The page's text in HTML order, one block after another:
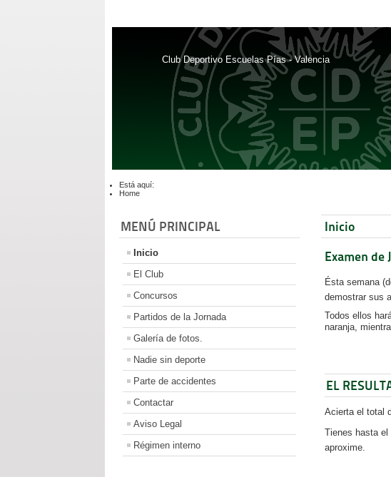
Club Deportivo Escuelas Pías - Valencia
Está aquí:
Home
MENÚ PRINCIPAL
Inicio
El Club
Concursos
Partidos de la Jornada
Galería de fotos.
Nadie sin deporte
Parte de accidentes
Contactar
Aviso Legal
Régimen interno
Inicio
Examen de
Ésta semana
demostrar sus
Todos ellos
naranja,
EL
Acierta el total
Tienes hasta
aproxime.